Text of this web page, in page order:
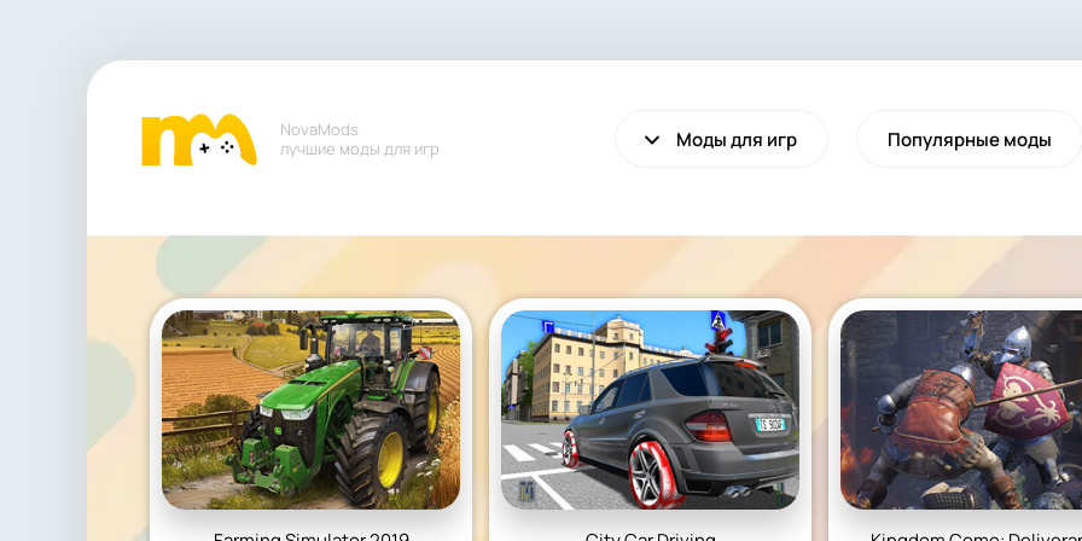
NovaMods
лучшие моды для игр
Моды для игр
VALHEIM
Выживание
CYBERPUNK 2077
Экшен
Популярные моды